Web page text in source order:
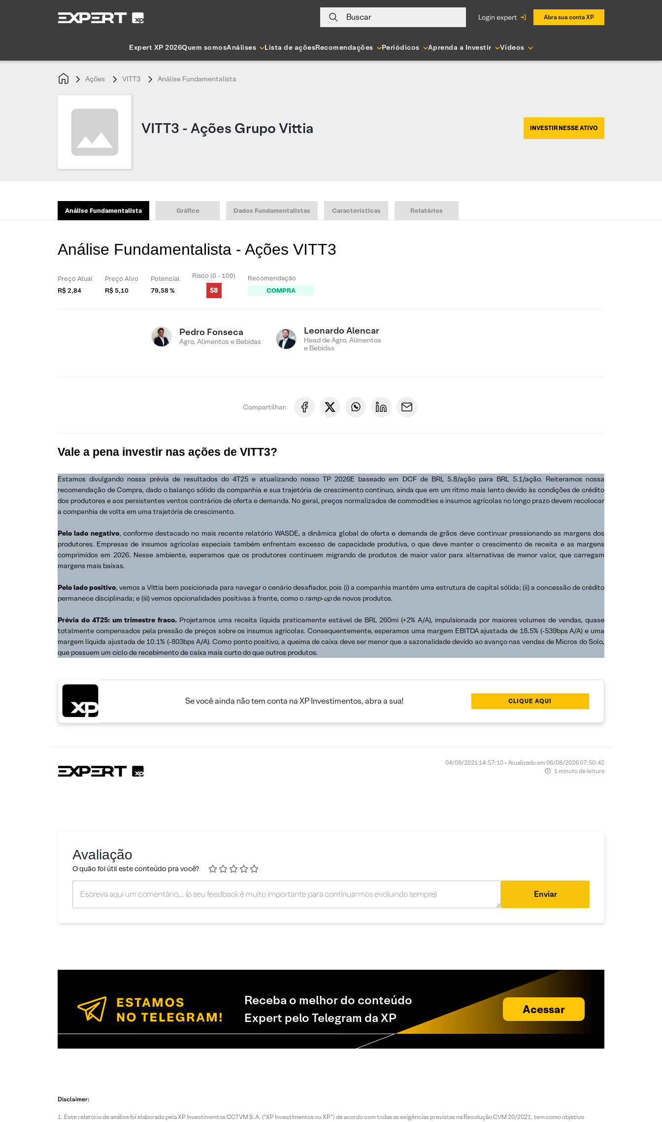
Buscar login expert Abra sua conta XP
Expert XP 2026Quem somosAnálises Lista de açõesRecomendações Periódicos Aprenda a Investir Vídeos
Ações VITT3 Análise Fundamentalista
VITT3 - Ações Grupo Vittia INVESTIR NESSE ATIVO
Análise Fundamentalista Gráfico Dados Fundamentalistas Características Relatórios
Análise Fundamentalista - Ações VITT3
Preço Atual
R$ 2,84
Preço Alvo
R$ 5,10
Potencial
79,58 %
Risco (0 - 100)
58
Recomendação
COMPRA
Pedro Fonseca
Agro, Alimentos e Bebidas
Leonardo Alencar
Head de Agro, Alimentos
e Bebidas
Compartilhar:
Vale a pena investir nas ações de VITT3?
Estamos divulgando nossa prévia de resultados do 4T25 e atualizando nosso TP 2026E baseado em DCF de BRL 5.8/ação para BRL 5.1/ação. Reiteramos nossa
recomendação de Compra, dado o balanço sólido da companhia e sua trajetória de crescimento contínuo, ainda que em um ritmo mais lento devido às condições de crédito
dos produtores e aos persistentes ventos contrários de oferta e demanda. No geral, preços normalizados de commodities e insumos agrícolas no longo prazo devem recolocar
a companhia de volta em uma trajetória de crescimento.
Pelo lado negativo, conforme destacado no mais recente relatório WASDE, a dinâmica global de oferta e demanda de grãos deve continuar pressionando as margens dos
produtores. Empresas de insumos agrícolas especiais também enfrentam excesso de capacidade produtiva, o que deve manter o crescimento de receita e as margens
comprimidos em 2026. Nesse ambiente, esperamos que os produtores continuem migrando de produtos de maior valor para alternativas de menor valor, que carregam
margens mais baixas.
Pelo lado positivo, vemos a Vittia bem posicionada para navegar o cenário desafiador, pois (i) a companhia mantém uma estrutura de capital sólida; (ii) a concessão de crédito
permanece disciplinada; e (iii) vemos opcionalidades positivas à frente, como o ramp‑upde novos produtos.
Prévia do 4T25: um trimestre fraco. Projetamos uma receita líquida praticamente estável de BRL 260mi (+2% A/A), impulsionada por maiores volumes de vendas, quase
totalmente compensados pela pressão de preços sobre os insumos agrícolas. Consequentemente, esperamos uma margem EBITDA ajustada de 18.5% (‑539bps A/A) e uma
margem líquida ajustada de 10.1% (‑803bps A/A). Como ponto positivo, a queima de caixa deve ser menor que a sazonalidade devido ao avanço nas vendas de Micros do Solo,
que possuem um ciclo de recebimento de caixa mais curto do que outros produtos.
Se você ainda não tem conta na XP Investimentos, abra a sua! CLIQUE AQUI
04/09/2021 14:57:10 • Atualizado em 06/08/2026 07:50:42
1 minuto de leitura
Avaliação
O quão foi útil este conteúdo pra você?
Enviar
Receba o melhor do conteúdo
Expert pelo Telegram da XP
Acessar
Disclaimer:
Este relatório de análise foi elaborado pela XP Investimentos CCTVM S.A. (“XP Investimentos ou XP”) de acordo com todas as exigências previstas na Resolução CVM 20/2021, tem como objetivo